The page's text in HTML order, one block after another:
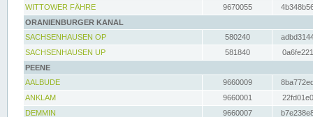
WITTOWER FÄHRE
9670055
ORANIENBURGER KANAL
SACHSENHAUSEN OP
580240
SACHSENHAUSEN UP
581840
PEENE
AALBUDE
9660009
ANKLAM
9660001
DEMMIN
9660007